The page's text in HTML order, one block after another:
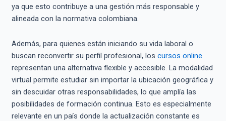
ya que esto contribuye a una gestión más responsable y
alineada con la normativa colombiana.
Además, para quienes están iniciando su vida laboral o
buscan reconvertir su perfil profesional, los cursos online
representan una alternativa flexible y accesible. La modalidad
virtual permite estudiar sin importar la ubicación geográfica y
sin descuidar otras responsabilidades, lo que amplía las
posibilidades de formación continua. Esto es especialmente
relevante en un país donde la actualización constante es